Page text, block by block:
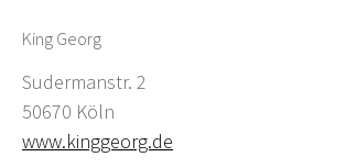
King Georg
Sudermanstr. 2
50670 Köln
www.kinggeorg.de